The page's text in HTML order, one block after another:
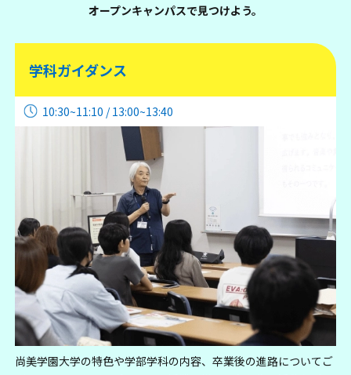
オープンキャンパスで見つけよう。
学科ガイダンス
10:30~11:10 / 13:00~13:40
尚美学園大学の特色や学部学科の内容、卒業後の進路についてご